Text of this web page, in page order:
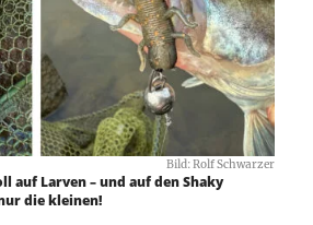
Bild: Rolf Schwarzer
auf Larven – und auf den Shaky
die kleinen!